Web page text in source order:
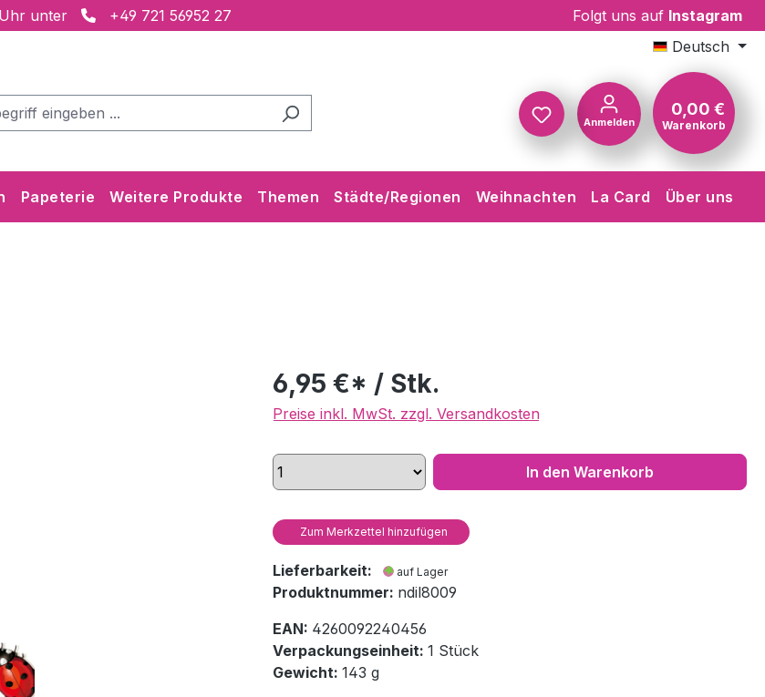
Uhr unter +49 721 56952 27 Folgt uns auf Instagram
Deutsch
Anmelden
0,00 €
Warenkorb
Papeterie Weitere Produkte Themen Städte/Regionen Weihnachten La Card Über uns
6,95 €* / Stk.
Preise inkl. MwSt. zzgl. Versandkosten
In den Warenkorb
Zum Merkzettel hinzufügen
Lieferbarkeit: auf Lager
Produktnummer: ndil8009
EAN: 4260092240456
Verpackungseinheit: 1 Stück
Gewicht: 143 g